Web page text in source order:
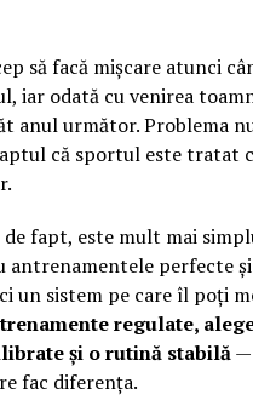
să facă mișcare atunci
iar odată cu venirea
anul următor. Problema
că sportul este tratat
de fapt, este mult mai
antrenamentele perfecte
un sistem pe care îl poți
regulate,
și o rutină stabilă—
fac diferența.